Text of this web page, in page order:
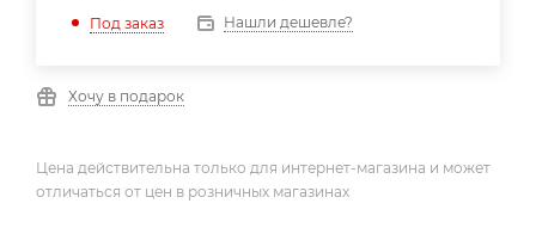
Под заказ Нашли дешевле?
Хочу в подарок
Цена действительна только для интернет-магазина и может
отличаться от цен в розничных магазинах